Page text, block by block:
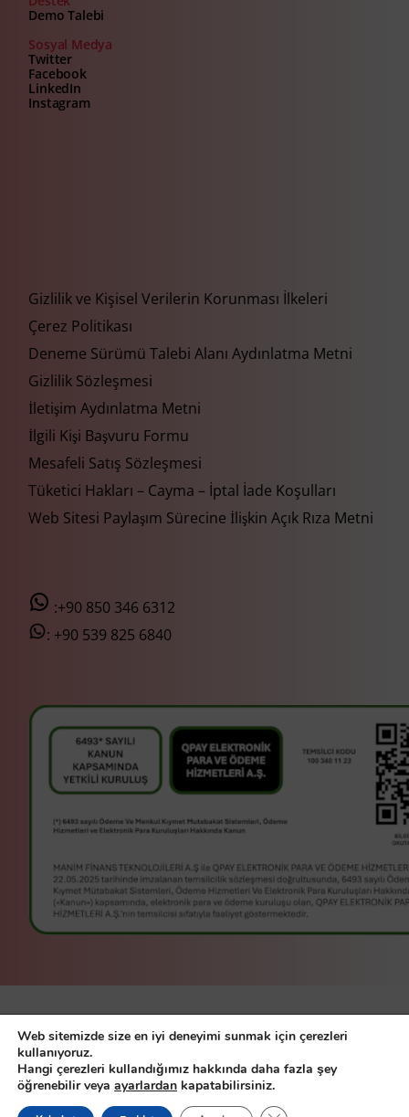
Demo Talebi
Sosyal Medya
Twitter
Facebook
LinkedIn
Instagram
Gizlilik ve Kişisel Verilerin Korunması İlkeleri
Çerez Politikası
Deneme Sürümü Talebi Alanı Aydınlatma Metni
Gizlilik Sözleşmesi
İletişim Aydınlatma Metni
İlgili Kişi Başvuru Formu
Mesafeli Satış Sözleşmesi
Tüketici Hakları – Cayma – İptal İade Koşulları
Web Sitesi Paylaşım Sürecine İlişkin Açık Rıza Metni
:+90 850 346 6312
: +90 539 825 6840
manim bir
Manim Finans
Teknolojileri A.Ş
© Manim Finans Teknolojileri A.Ş.
2026, all right reserved
Web sitemizde size en iyi deneyimi sunmak için çerezleri
kullanıyoruz.
Hangi çerezleri kullandığımız hakkında daha fazla şey
öğrenebilir veya ayarlardan kapatabilirsiniz.